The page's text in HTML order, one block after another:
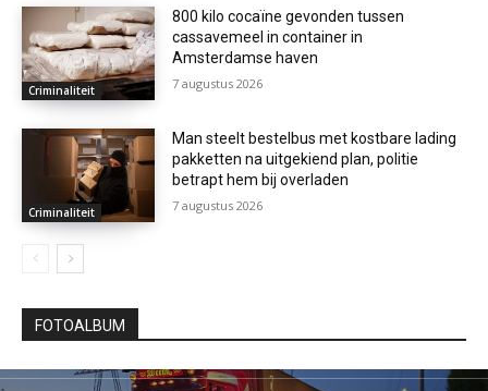
Criminaliteit
800 kilo cocaïne gevonden tussen
cassavemeel in container in
Amsterdamse haven
7 augustus 2026
Criminaliteit
Man steelt bestelbus met kostbare lading
pakketten na uitgekiend plan, politie
betrapt hem bij overladen
7 augustus 2026
FOTOALBUM